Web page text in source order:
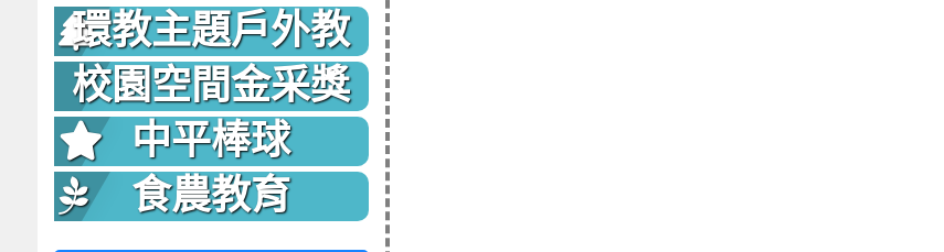
環教主題戶外教
室
校園空間金采獎
中平棒球
食農教育